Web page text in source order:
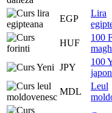
EGP
Lira
HUF
100
JPY
100
MDL
Leul